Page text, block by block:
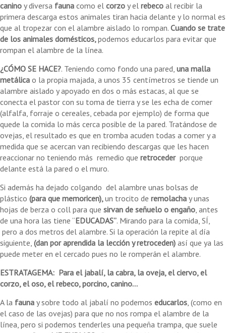
canino y diversa fauna como el corzo y el rebeco al recibir la
primera descarga estos animales tiran hacia delante y lo normal es
que al tropezar con el alambre aislado lo rompan. Cuando se trate
de los animales domésticos,podemos educarlos para evitar que
rompan el alambre de la línea.
¿CÓMO SE HACE?. Teniendo como fondo una pared, una malla
metálica o la propia majada, a unos 35 centímetros se tiende un
alambre aislado y apoyado en dos o más estacas, al que se
conecta el pastor con su toma de tierra y se les echa de comer
(alfalfa, forraje o cereales, cebada por ejemplo) de forma que
quede la comida lo más cerca posible de la pared. Tratándose de
ovejas, el resultado es que en tromba acuden todas a comer y a
medida que se acercan van recibiendo descargas que les hacen
reaccionar no teniendo más remedio que retroceder porque
delante está la pared o el muro.
Si además ha dejado colgando del alambre unas bolsas de
plástico (para que memoricen),un trocito de remolacha y unas
hojas de berza o coll para que sirvan de señuelo o engaño, antes
de una hora las tiene “EDUCADAS”. Mirando para la comida, SÍ,
pero a dos metros del alambre. Si la operación la repite al día
siguiente, (dan por aprendida la lección y retroceden) así que ya las
puede meter en el cercado pues no le romperán el alambre.
ESTRATAGEMA: Para el jabalí, la cabra, la oveja, el ciervo, el
corzo, el oso, el rebeco, porcino, canino...
A la fauna y sobre todo al jabalí no podemos educarlos, (como en
el caso de las ovejas) para que no nos rompa el alambre de la
línea, pero si podemos tenderles una pequeña trampa, que suele